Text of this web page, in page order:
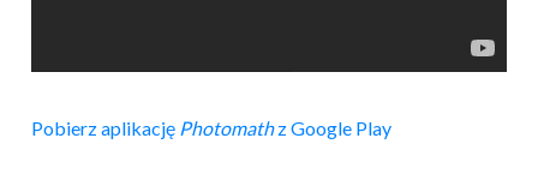
Pobierz aplikację Photomathz Google Play